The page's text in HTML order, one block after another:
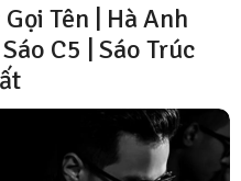
Tên | Hà Anh
C5 | Sáo Trúc